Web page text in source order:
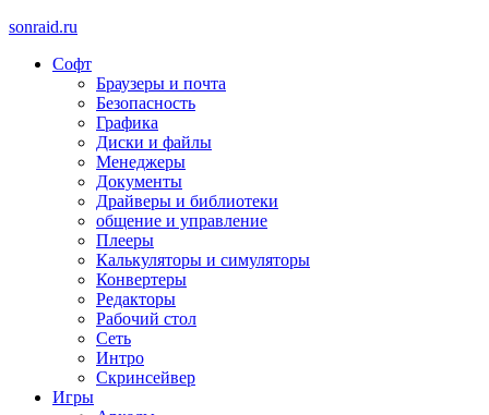
sonraid.ru
Скачивай программы, мини игры
Софт
Браузеры и почта
Безопасность
Графика
Диски и файлы
Менеджеры
Документы
Драйверы и библиотеки
общение и управление
Плееры
Калькуляторы и симуляторы
Конвертеры
Редакторы
Рабочий стол
Сеть
Интро
Скринсейвер
Игры